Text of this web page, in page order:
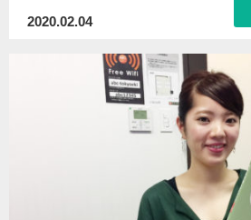
2020.02.04